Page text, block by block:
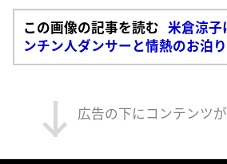
この画像の記事を読む 米倉涼子
ンチン人ダンサーと情熱のお泊
広告の下にコンテンツ